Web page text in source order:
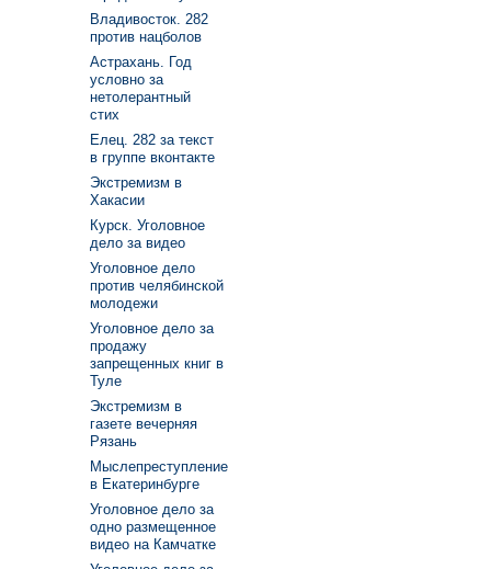
Владивосток. 282
против нацболов
Астрахань. Год
условно за
нетолерантный
стих
Елец. 282 за текст
в группе вконтакте
Экстремизм в
Хакасии
Курск. Уголовное
дело за видео
Уголовное дело
против челябинской
молодежи
Уголовное дело за
продажу
запрещенных книг в
Туле
Экстремизм в
газете вечерняя
Рязань
Мыслепреступление
в Екатеринбурге
Уголовное дело за
одно размещенное
видео на Камчатке